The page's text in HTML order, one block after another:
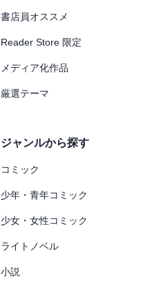
書店員オススメ
Reader Store 限定
メディア化作品
厳選テーマ
ジャンルから探す
コミック
少年・青年コミック
少女・女性コミック
ライトノベル
小説